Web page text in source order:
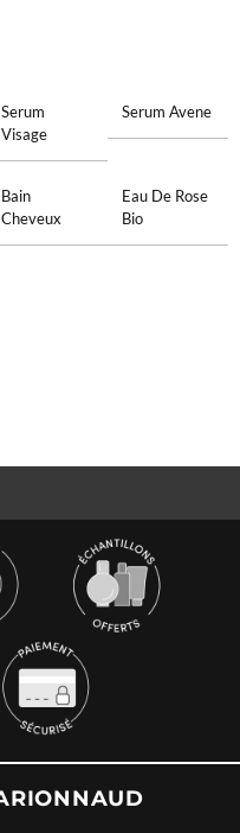
Serum
Visage
Serum Avene
Bain
Cheveux
Eau De Rose
Bio